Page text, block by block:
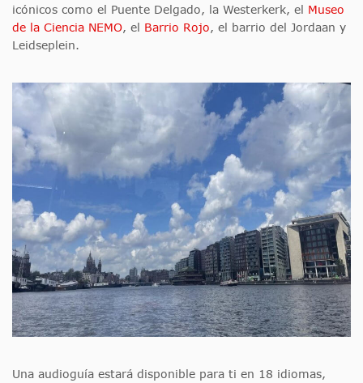
icónicos como el Puente Delgado, la Westerkerk, el Museo
de la Ciencia NEMO, el Barrio Rojo, el barrio del Jordaan y
Leidseplein.
Una audioguía estará disponible para ti en 18 idiomas,